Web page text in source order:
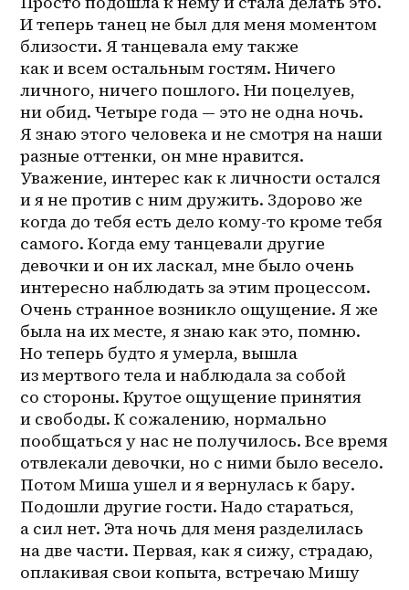
И теперь танец не был для меня моментом
близости. Я танцевала ему также
как и всем остальным гостям. Ничего
личного, ничего пошлого. Ни поцелуев,
ни обид. Четыре года — это не одна ночь.
Я знаю этого человека и не смотря на наши
разные оттенки, он мне нравится.
Уважение, интерес как к личности остался
и я не против с ним дружить. Здорово же
когда до тебя есть дело кому-то кроме тебя
самого. Когда ему танцевали другие
девочки и он их ласкал, мне было очень
интересно наблюдать за этим процессом.
Очень странное возникло ощущение. Я же
была на их месте, я знаю как это, помню.
Но теперь будто я умерла, вышла
из мертвого тела и наблюдала за собой
со стороны. Крутое ощущение принятия
и свободы. К сожалению, нормально
пообщаться у нас не получилось. Все время
отвлекали девочки, но с ними было весело.
Потом Миша ушел и я вернулась к бару.
Подошли другие гости. Надо стараться,
а сил нет. Эта ночь для меня разделилась
на две части. Первая, как я сижу, страдаю,
оплакивая свои копыта, встречаю Мишу